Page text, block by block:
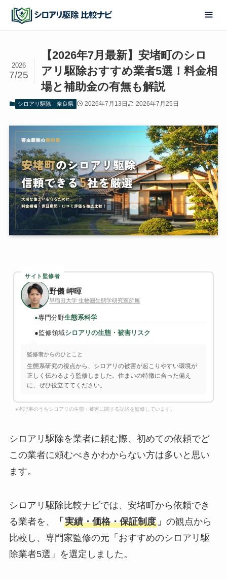
【2026年7月最新】安堵町のシロ
アリ駆除おすすめ業者5選！料金相
場と補助金の有無も解説
2026
7/25
シロアリ駆除 奈良県 2026年7月13日 2026年7月25日
サイト監修者
野儀 岬暉
早稲田大学 生物圏生態学研究室所属
●専門分野生態系科学
●監修領域シロアリの生態・被害リスク
監修者からのひとこと
生態系研究の視点から、シロアリの被害が起こりやすい環境が
正しく伝わるよう監修しました。住まいの特徴に合った備え
に、ぜひ役立ててください。
※本記事のうちシロアリの生態・被害に関する記述を監修しています。
シロアリ駆除を業者に頼む際、初めての依頼でど
この業者に頼むべきかわからない方は多いと思い
ます。
シロアリ駆除比較ナビでは、安堵町から依頼でき
る業者を、
「 実績・価格・保証制度」 の観点から
比較し、専門家監修の元「おすすめのシロアリ駆
除業者5選」を選定しました。